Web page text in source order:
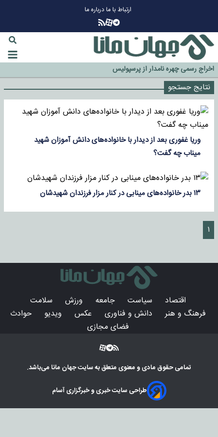
ارتباط با مادرباره ما
گزینه جدایی اوسمار روی میز مدیران پرسپولیس
آیا رئیس جمهور آمریکا قانون را دور می‌زند؟
اخراج رسمی چهره نامدار از پرسپولیس
سازمان اطلاعات سپاه: پروژه دولت ترامپ برای مهار چین، روسیه و اروپا شکست
خورد
نتایج جستجو
وریا غفوری بعد از دیدار با خانواده‌های دانش آموزان شهید
میناب چه گفت؟
۱۳ بدر خانواده‌های مینابی در کنار مزار فرزندان شهیدشان
۱
اقتصاد سیاست جامعه ورزش
سلامت
فرهنگ و هنر
دانش و فناوری عکس ویدیو
حوادث
فضای مجازی
تمامی حقوق مادی و معنوی متعلق به سایتجهان مانامی‌باشد.
طراحی سایت خبری و خبرگزاری آسام